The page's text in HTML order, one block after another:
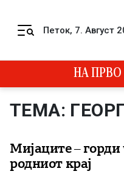
Петок, 7. Август
НА
ТЕМА:
Мијаците – горди
родниот крај